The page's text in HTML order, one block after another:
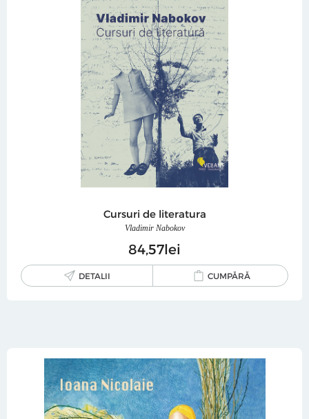
Cursuri de literatura
Vladimir Nabokov
8457lei
DETALII CUMPĂRĂ